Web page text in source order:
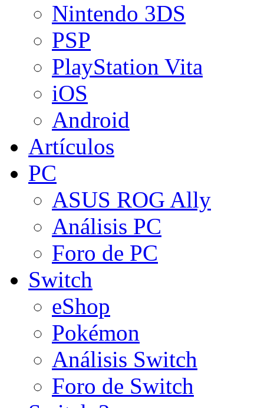
Nintendo 3DS
PSP
PlayStation Vita
iOS
Android
Artículos
PC
ASUS ROG Ally
Análisis PC
Foro de PC
Switch
eShop
Pokémon
Análisis Switch
Foro de Switch